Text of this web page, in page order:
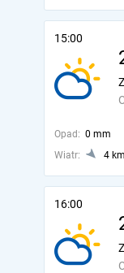
15:00
Opad: 0 mm
Wiatr:
4
16:00